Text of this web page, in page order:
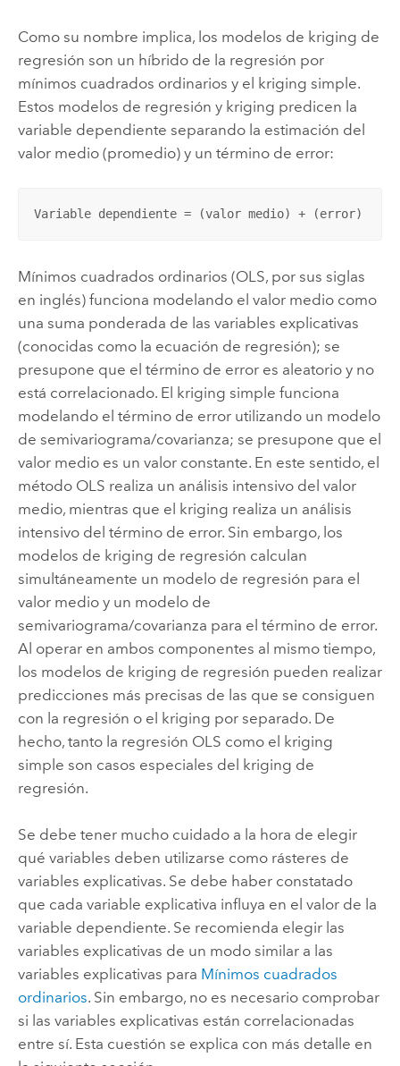
Como su nombre implica, los modelos de kriging de
regresión son un híbrido de la regresión por
mínimos cuadrados ordinarios y el kriging simple.
Estos modelos de regresión y kriging predicen la
variable dependiente separando la estimación del
valor medio (promedio) y un término de error:
Variable dependiente = (valor medio) + (error)
Mínimos cuadrados ordinarios (OLS, por sus siglas
en inglés) funciona modelando el valor medio como
una suma ponderada de las variables explicativas
(conocidas como la ecuación de regresión); se
presupone que el término de error es aleatorio y no
está correlacionado. El kriging simple funciona
modelando el término de error utilizando un modelo
de semivariograma/covarianza; se presupone que el
valor medio es un valor constante. En este sentido, el
método OLS realiza un análisis intensivo del valor
medio, mientras que el kriging realiza un análisis
intensivo del término de error. Sin embargo, los
modelos de kriging de regresión calculan
simultáneamente un modelo de regresión para el
valor medio y un modelo de
semivariograma/covarianza para el término de error.
Al operar en ambos componentes al mismo tiempo,
los modelos de kriging de regresión pueden realizar
predicciones más precisas de las que se consiguen
con la regresión o el kriging por separado. De
hecho, tanto la regresión OLS como el kriging
simple son casos especiales del kriging de
regresión.
Se debe tener mucho cuidado a la hora de elegir
qué variables deben utilizarse como rásteres de
variables explicativas. Se debe haber constatado
que cada variable explicativa influya en el valor de la
variable dependiente. Se recomienda elegir las
variables explicativas de un modo similar a las
variables explicativas para Mínimos cuadrados
ordinarios. Sin embargo, no es necesario comprobar
si las variables explicativas están correlacionadas
entre sí. Esta cuestión se explica con más detalle en